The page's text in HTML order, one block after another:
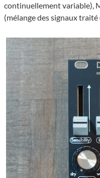
continuellement variable),
(mélange des signaux